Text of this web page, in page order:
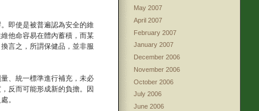
即使是被普遍認為安全的維
他命容易在體內蓄積，而某
言之，所謂保健品，並非服
、統一標準進行補充，未必
反而可能形成新的負擔。因
。
May 2007
April 2007
February 2007
January 2007
December 2006
November 2006
October 2006
July 2006
June 2006